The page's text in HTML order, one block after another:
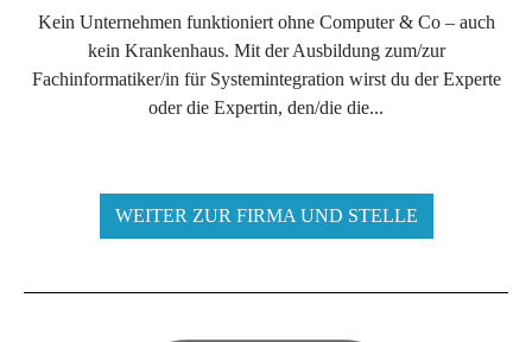
Kein Unternehmen funktioniert ohne Computer & Co – auch
kein Krankenhaus. Mit der Ausbildung zum/zur
Fachinformatiker/in für Systemintegration wirst du der Experte
oder die Expertin, den/die die...
WEITER ZUR FIRMA UND STELLE